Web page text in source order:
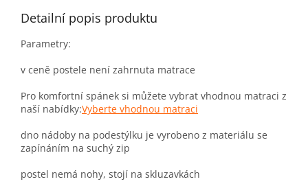
Detailní popis produktu
Parametry:
v ceně postele není zahrnuta matrace
Pro komfortní spánek si můžete vybrat vhodnou matraci z
naší nabídky:Vyberte vhodnou matraci
dno nádoby na podestýlku je vyrobeno z materiálu se
zapínáním na suchý zip
postel nemá nohy, stojí na skluzavkách